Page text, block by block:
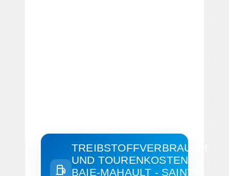
TREIBSTOFFVERBRAUCH
UND TOURENKOSTEN
BAIE-MAHAULT - SAINTE-